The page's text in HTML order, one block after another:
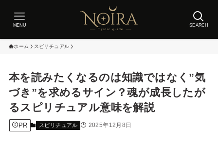
SEARCH
MENU
ホーム スピリチュアル
本を読みたくなるのは知識ではなく”気
づき”を求めるサイン？魂が成長したが
るスピリチュアル意味を解説
PR スピリチュアル 2025年12月8日